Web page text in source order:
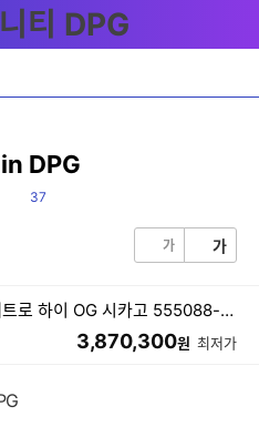
in DPG
댓
37
가 가
나이키 에어 조던 1 레트로 하이 OG 시카고 555088-101 (해외배송)
3,870,300원 최저가